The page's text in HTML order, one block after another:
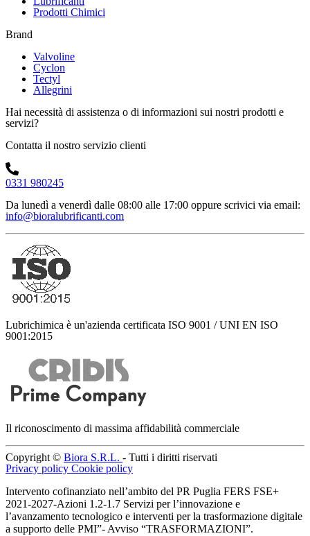
Prodotti Chimici
Brand
Valvoline
Cyclon
Tectyl
Allegrini
Hai necessità di assistenza o di informazioni sui nostri prodotti e
servizi?
Contatta il nostro servizio clienti
0331 980245
Da lunedì a venerdì dalle 08:00 alle 17:00 oppure scrivici via email:
info@bioralubrificanti.com
Lubrichimica è un'azienda certificata ISO 9001 / UNI EN ISO
9001:2015
Il riconoscimento di massima affidabilità commerciale
Copyright © Biora S.R.L. - Tutti i diritti riservati
Privacy policy Cookie policy
Intervento cofinanziato nell’ambito del PR Puglia FERS FSE+
2021-2027-Azioni 1.2-1.7 Servizi per l’innovazione e
l’avanzamento tecnologico e interventi per la trasformazione digitale
a supporto delle PMI”- Avviso “TRASFORMAZIONI”.